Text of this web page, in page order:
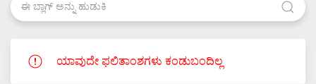
ಯಾವುದೇ ಫಲಿತಾಂಶಗಳು ಕಂಡುಬಂದಿಲ್ಲ